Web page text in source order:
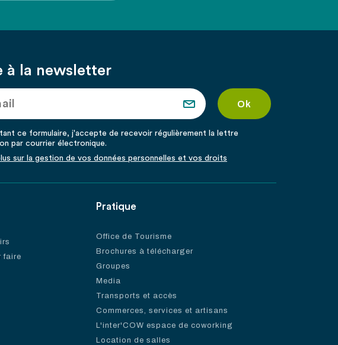
à la newsletter
ce formulaire, j'accepte de recevoir régulièrement la lettre
par courrier électronique.
sur la gestion de vos données personnelles et vos droits
faire
Pratique
Office de Tourisme
Brochures à télécharger
Groupes
Media
Transports et accès
Commerces, services et artisans
L'inter'COW espace de coworking
Location de salles